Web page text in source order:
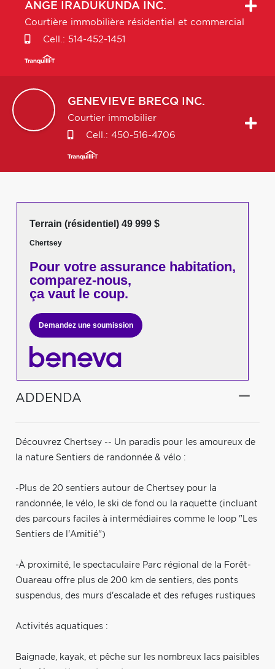
ANGE IRADUKUNDA INC.
Courtière immobilière résidentiel et commercial
Cell.: 514-452-1451
GENEVIEVE BRECQ INC.
Courtier immobilier
Cell.: 450-516-4706
Terrain (résidentiel) 49 999 $
Chertsey
Pour votreassurance habitation,
comparez-nous,
ça vaut le coup.
Demandez une soumission
ADDENDA
Découvrez Chertsey -- Un paradis pour les amoureux de
la nature Sentiers de randonnée & vélo :
-Plus de 20 sentiers autour de Chertsey pour la
randonnée, le vélo, le ski de fond ou la raquette (incluant
des parcours faciles à intermédiaires comme le loop "Les
Sentiers de l'Amitié")
-À proximité, le spectaculaire Parc régional de la Forêt-
Ouareau offre plus de 200 km de sentiers, des ponts
suspendus, des murs d'escalade et des refuges rustiques
Activités aquatiques :
Baignade, kayak, et pêche sur les nombreux lacs paisibles